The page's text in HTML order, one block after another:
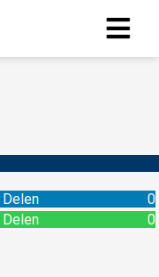
Delen
0
Delen 0